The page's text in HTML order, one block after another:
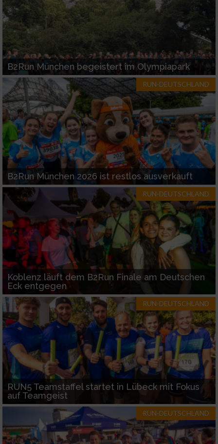
B2Run München begeistert im Olympiapark
RUN-DEUTSCHLAND
B2Run München 2026 ist restlos ausverkauft
RUN-DEUTSCHLAND
Koblenz läuft dem B2Run Finale am Deutschen
Eck entgegen
RUN-DEUTSCHLAND
RUN5 Teamstaffel startet in Lübeck mit Fokus
auf Teamgeist
RUN-DEUTSCHLAND
Funktional
Werbung